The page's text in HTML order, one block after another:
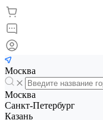
Москва
Москва
Санкт-Петербург
Казань